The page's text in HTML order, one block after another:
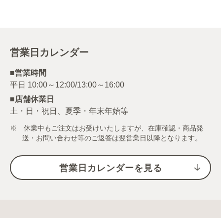
営業日カレンダー
■営業時間
■店舗休業日
土・日・祝日、夏季・年末年始等
※ 休業中もご注文はお受けいたしますが、在庫確認・商品発
送・お問い合わせ等のご返答は翌営業日以降となります。
営業日カレンダーを見る